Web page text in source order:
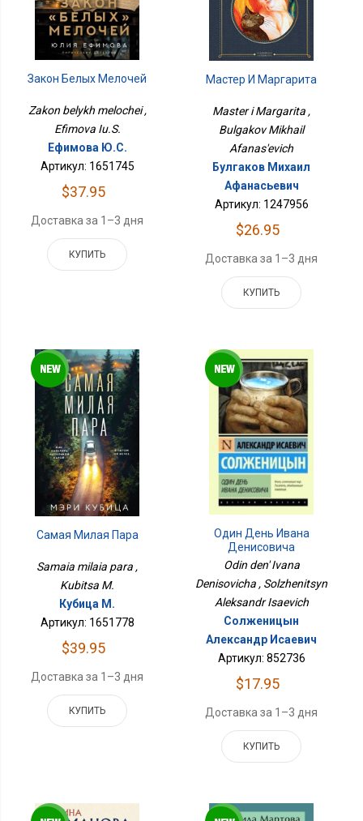
Закон Белых Мелочей
Zakon belykh melochei ,
Efimova Iu.S.
Ефимова Ю.С.
Артикул: 1651745
$37.95
Доставка за 1–3 дня
КУПИТЬ
Мастер И Маргарита
Master i Margarita ,
Bulgakov Mikhail
Afanas'evich
Булгаков Михаил
Афанасьевич
Артикул: 1247956
$26.95
Доставка за 1–3 дня
КУПИТЬ
Самая Милая Пара
Samaia milaia para ,
Kubitsa M.
Кубица М.
Артикул: 1651778
$39.95
Доставка за 1–3 дня
КУПИТЬ
Один День Ивана
Денисовича
Odin den' Ivana
Denisovicha , Solzhenitsyn
Aleksandr Isaevich
Солженицын
Александр Исаевич
Артикул: 852736
$17.95
Доставка за 1–3 дня
КУПИТЬ